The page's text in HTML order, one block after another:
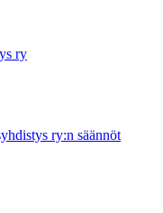
ry
ry:n säännöt